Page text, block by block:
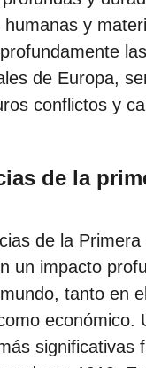
y
de Europa,
conflictos y
de la
de la
un impacto
tanto en
económico.
significativas